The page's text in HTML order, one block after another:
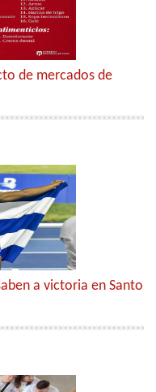
de mercados de
a victoria en Santo